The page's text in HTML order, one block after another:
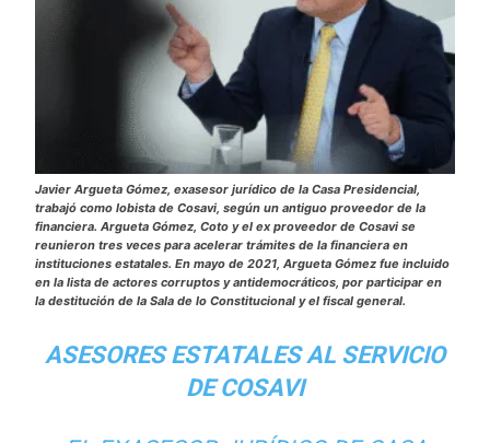
Javier Argueta Gómez, exasesor jurídico de la Casa Presidencial,
trabajó como lobista de Cosavi, según un antiguo proveedor de la
financiera. Argueta Gómez, Coto y el ex proveedor de Cosavi se
reunieron tres veces para acelerar trámites de la financiera en
instituciones estatales. En mayo de 2021, Argueta Gómez fue incluido
en la lista de actores corruptos y antidemocráticos, por participar en
la destitución de la Sala de lo Constitucional y el fiscal general.
ASESORES ESTATALES AL SERVICIO
DE COSAVI